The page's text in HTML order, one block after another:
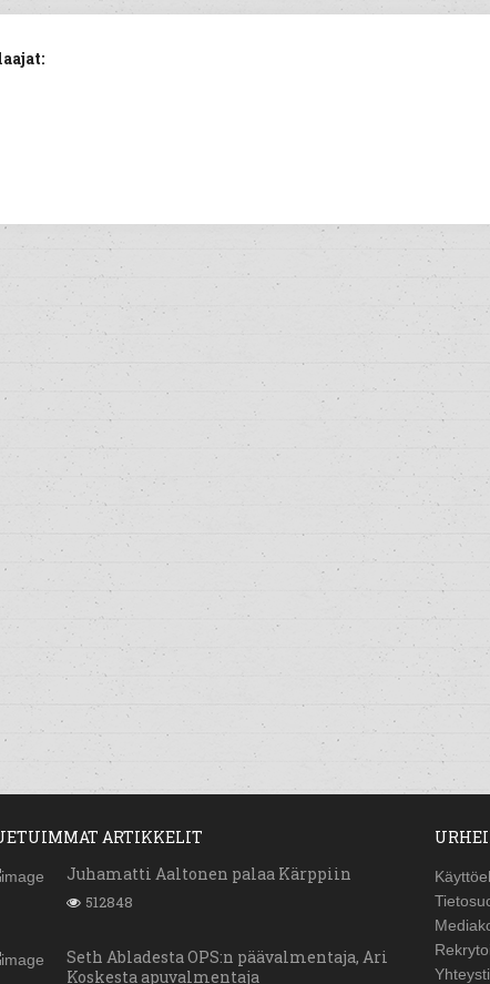
ARTIKKELIT
Juhamatti Aaltonen palaa Kärppiin
512848
Seth Abladesta OPS:n päävalmentaja, Ari
Koskesta apuvalmentaja